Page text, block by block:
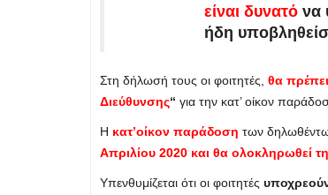
είναι δυνατόνα
ήδη
Στη δήλωσή τους οι φοιτητές, θα πρέπει
Διεύθυνσης“ για την κατ’ οίκον
Η κατ’οίκον παράδοση των
Απριλίου 2020 και θα ολοκληρωθεί
Υπενθυμίζεται ότι οι φοιτητές